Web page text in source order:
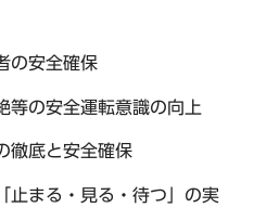
の安全確保
等の安全運転意識の向上
徹底と安全確保
止まる・見る・待つ」の実